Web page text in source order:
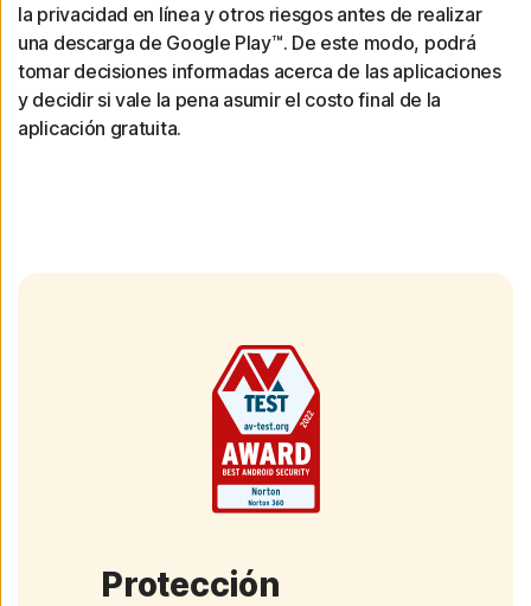
la privacidad en línea y otros riesgos antes de realizar
una descarga de Google Play™. De este modo, podrá
tomar decisiones informadas acerca de las aplicaciones
y decidir si vale la pena asumir el costo final de la
aplicación gratuita.
Protección